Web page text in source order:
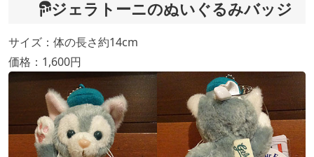
ジェラトーニのぬいぐるみバッジ
サイズ：体の長さ約14cm
価格：1,600円